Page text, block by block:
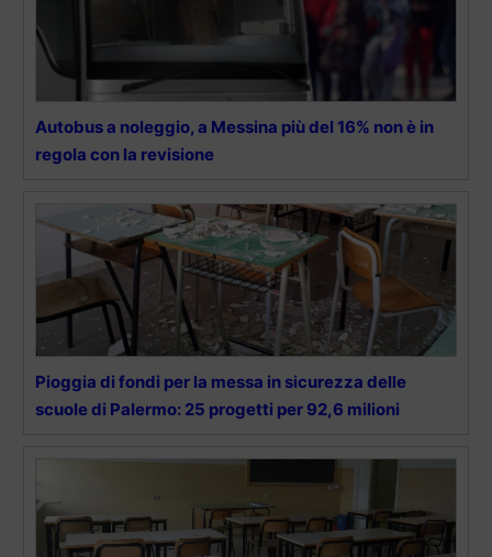
Autobus a noleggio, a Messina più del 16% non è in
regola con la revisione
Pioggia di fondi per la messa in sicurezza delle
scuole di Palermo: 25 progetti per 92,6 milioni